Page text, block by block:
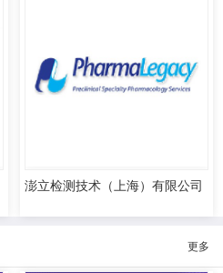
澎立检测技术（上海）有限公司
更多